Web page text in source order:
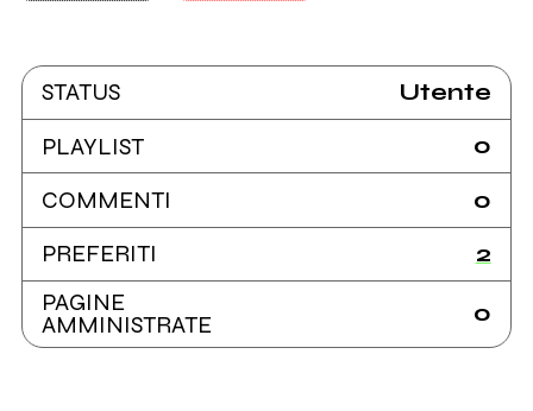
STATUS
Utente
PLAYLIST
0
COMMENTI
0
PREFERITI
2
PAGINE
AMMINISTRATE
0